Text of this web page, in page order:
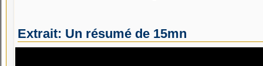
Extrait: Un résumé de 15mn